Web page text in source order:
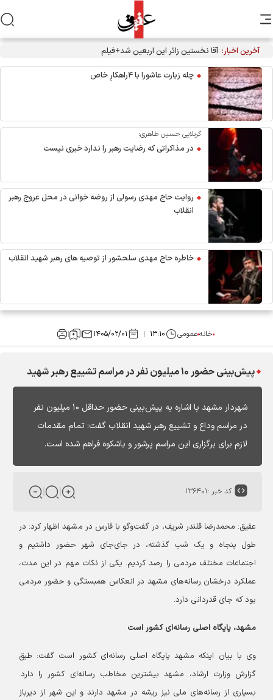
آخرین اخبار: آقا نخستین زائر این اربعین شد+فیلم
چله زیارت عاشورا با ۴راهکارِ خاص
کربلایی حسین طاهری:
در مذاکراتی که رضایت رهبر را ندارد خبری نیست
روایت حاج مهدی رسولی از روضه خوانی در محل عروج رهبر
انقلاب
خاطره حاج مهدی سلحشور از توصیه های رهبر شهید انقلاب
خانهعمومی ۱۳:۱۰ ۱۴۰۵/۰۲/۰۱
پیش‌بینی حضور ۱۰ میلیون نفر در مراسم تشییع رهبر شهید
شهردار مشهد با اشاره به پیش‌بینی حضور حداقل ۱۰ میلیون نفر
در مراسم وداع و تشییع رهبر شهید انقلاب گفت: تمام مقدمات
لازم برای برگزاری این مراسم پرشور و باشکوه فراهم شده است.
کد خبر :۱۳۶۴۰۱
عقیق:محمدرضا قلندر شریف، در گفت‌وگو با فارس در مشهد اظهار کرد: در
طول پنجاه و یک شب گذشته، در جای‌جای شهر حضور داشتیم و
اجتماعات مختلف مردمی را رصد کردیم. یکی از نکات مهم در این مدت،
عملکرد درخشان رسانه‌های مشهد در انعکاس همبستگی و حضور مردمی
بود که جای قدردانی دارد.
مشهد، پایگاه اصلی رسانه‌ای کشور است
وی با بیان اینکه مشهد پایگاه اصلی رسانه‌ای کشور است گفت: طبق
گزارش وزارت ارشاد، مشهد بیشترین مخاطب رسانه‌ای کشور را دارد.
بسیاری از رسانه‌های ملی نیز ریشه در مشهد دارند و این شهر از دیرباز